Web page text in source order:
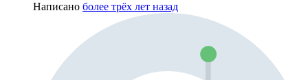
Написано более трёх лет назад